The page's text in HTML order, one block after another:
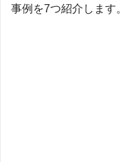
事例を7つ紹介します。